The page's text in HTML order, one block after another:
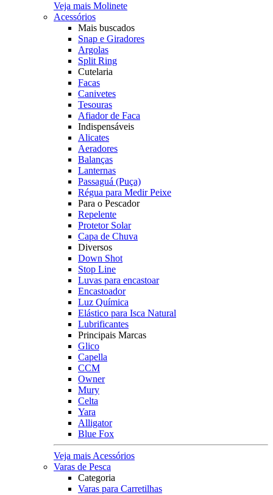
Veja mais Molinete
Acessórios
Mais buscados
Snap e Giradores
Argolas
Split Ring
Cutelaria
Facas
Canivetes
Tesouras
Afiador de Faca
Indispensáveis
Alicates
Aeradores
Balanças
Lanternas
Passaguá (Puça)
Régua para Medir Peixe
Para o Pescador
Repelente
Protetor Solar
Capa de Chuva
Diversos
Down Shot
Stop Line
Luvas para encastoar
Encastoador
Luz Química
Elástico para Isca Natural
Lubrificantes
Principais Marcas
Glico
Capella
CCM
Owner
Mury
Celta
Yara
Alligator
Blue Fox
Veja mais Acessórios
Varas de Pesca
Categoria
Varas para Carretilhas